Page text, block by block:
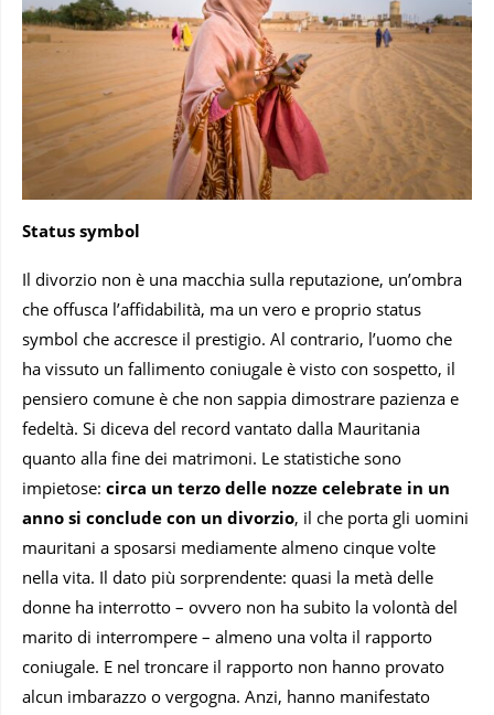
Status symbol
Il divorzio non è una macchia sulla reputazione, un’ombra
che offusca l’affidabilità, ma un vero e proprio status
symbol che accresce il prestigio. Al contrario, l’uomo che
ha vissuto un fallimento coniugale è visto con sospetto, il
pensiero comune è che non sappia dimostrare pazienza e
fedeltà. Si diceva del record vantato dalla Mauritania
quanto alla fine dei matrimoni. Le statistiche sono
impietose: circa un terzo delle nozze celebrate in un
anno si conclude con un divorzio, il che porta gli uomini
mauritani a sposarsi mediamente almeno cinque volte
nella vita. Il dato più sorprendente: quasi la metà delle
donne ha interrotto – ovvero non ha subito la volontà del
marito di interrompere – almeno una volta il rapporto
coniugale. E nel troncare il rapporto non hanno provato
alcun imbarazzo o vergogna. Anzi, hanno manifestato